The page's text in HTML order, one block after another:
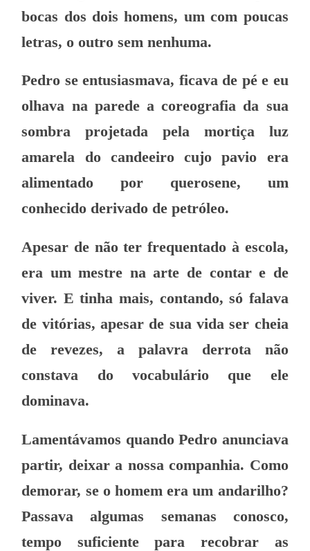
bocas dos dois homens, um com poucas
letras, o outro sem nenhuma.
Pedro se entusiasmava, ficava de pé e eu
olhava na parede a coreografia da sua
sombra projetada pela mortiça luz
amarela do candeeiro cujo pavio era
alimentado por querosene, um
conhecido derivado de petróleo.
Apesar de não ter frequentado à escola,
era um mestre na arte de contar e de
viver. E tinha mais, contando, só falava
de vitórias, apesar de sua vida ser cheia
de revezes, a palavra derrota não
constava do vocabulário que ele
dominava.
Lamentávamos quando Pedro anunciava
partir, deixar a nossa companhia. Como
demorar, se o homem era um andarilho?
Passava algumas semanas conosco,
tempo suficiente para recobrar as